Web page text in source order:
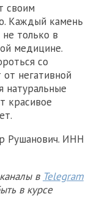
своим
Каждый камень
только в
медицине.
со
негативной
натуральные
красивое
Рушанович. ИНН
в Telegram
в курсе